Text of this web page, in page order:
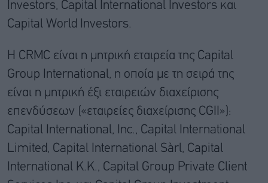
Investors, Capital International Investors και
Capital World Investors.
Η CRMC είναι η μητρική εταιρεία της Capital
Group International, η οποία με τη σειρά της
είναι η μητρική έξι εταιρειών διαχείρισης
επενδύσεων («εταιρείες διαχείρισης CGII»):
Capital International, Inc., Capital International
Limited, Capital International Sàrl, Capital
International K.K., Capital Group Private Client